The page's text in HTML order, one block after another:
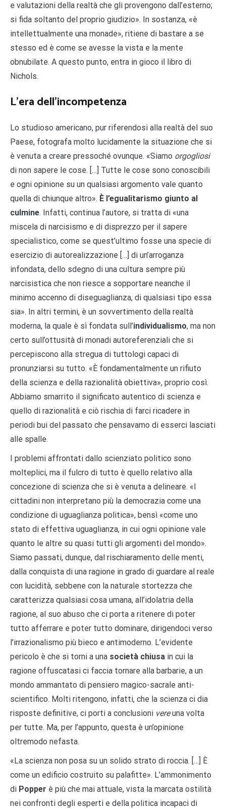
e valutazioni della realtà che gli provengono dall’esterno;
si fida soltanto del proprio giudizio». In sostanza, «è
intellettualmente una monade», ritiene di bastare a se
stesso ed è come se avesse la vista e la mente
obnubilate. A questo punto, entra in gioco il libro di
Nichols.
L’era dell’incompetenza
Lo studioso americano, pur riferendosi alla realtà del suo
Paese, fotografa molto lucidamente la situazione che si
è venuta a creare pressoché ovunque. «Siamo orgogliosi
di non sapere le cose. […] Tutte le cose sono conoscibili
e ogni opinione su un qualsiasi argomento vale quanto
quella di chiunque altro». È l’egualitarismo giunto al
culmine. Infatti, continua l’autore, si tratta di «una
miscela di narcisismo e di disprezzo per il sapere
specialistico, come se quest’ultimo fosse una specie di
esercizio di autorealizzazione […] di un’arroganza
infondata, dello sdegno di una cultura sempre più
narcisistica che non riesce a sopportare neanche il
minimo accenno di diseguaglianza, di qualsiasi tipo essa
sia». In altri termini, è un sovvertimento della realtà
moderna, la quale è sì fondata sull’individualismo, ma non
certo sull’ottusità di monadi autoreferenziali che si
percepiscono alla stregua di tuttologi capaci di
pronunziarsi su tutto. «È fondamentalmente un rifiuto
della scienza e della razionalità obiettiva», proprio così.
Abbiamo smarrito il significato autentico di scienza e
quello di razionalità e ciò rischia di farci ricadere in
periodi bui del passato che pensavamo di esserci lasciati
alle spalle.
I problemi affrontati dallo scienziato politico sono
molteplici, ma il fulcro di tutto è quello relativo alla
concezione di scienza che si è venuta a delineare. «I
cittadini non interpretano più la democrazia come una
condizione di uguaglianza politica», bensì «come uno
stato di effettiva uguaglianza, in cui ogni opinione vale
quanto le altre su quasi tutti gli argomenti del mondo».
Siamo passati, dunque, dal rischiaramento delle menti,
dalla conquista di una ragione in grado di guardare al reale
con lucidità, sebbene con la naturale stortezza che
caratterizza qualsiasi cosa umana, all’idolatria della
ragione, al suo abuso che ci porta a ritenere di poter
tutto afferrare e poter tutto dominare, dirigendoci verso
l’irrazionalismo più bieco e antimoderno. L’evidente
pericolo è che si torni a una società chiusa in cui la
ragione offuscatasi ci faccia tornare alla barbarie, a un
mondo ammantato di pensiero magico-sacrale anti-
scientifico. Molti ritengono, infatti, che la scienza ci dia
risposte definitive, ci porti a conclusioni vereuna volta
per tutte. Ma, per l’appunto, questa è un’opinione
oltremodo nefasta.
«La scienza non posa su un solido strato di roccia. […] È
come un edificio costruito su palafitte». L’ammonimento
di Popper è più che mai attuale, vista la marcata ostilità
nei confronti degli esperti e della politica incapaci di